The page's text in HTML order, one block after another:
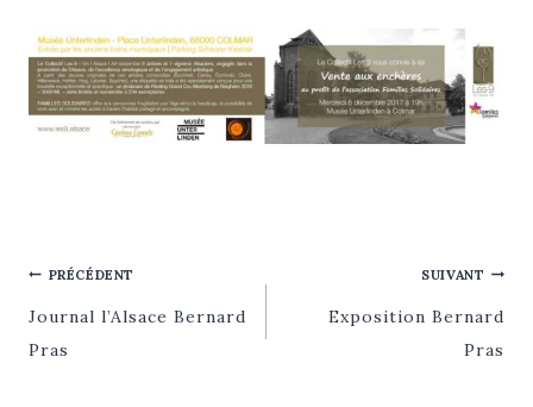
NAVIGATION
DE
L’ARTICLE
PRÉCÉDENT
Journal l’Alsace Bernard
Pras
SUIVANT
Exposition Bernard
Pras